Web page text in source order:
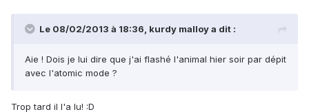
Le 08/02/2013 à 18:36, kurdy malloy a dit :
Aie ! Dois je lui dire que j'ai flashé l'animal hier soir par dépit
avec l'atomic mode ?
Trop tard il l'a lu! :D